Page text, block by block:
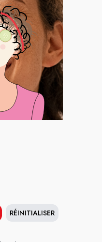
RÉINITIALISER